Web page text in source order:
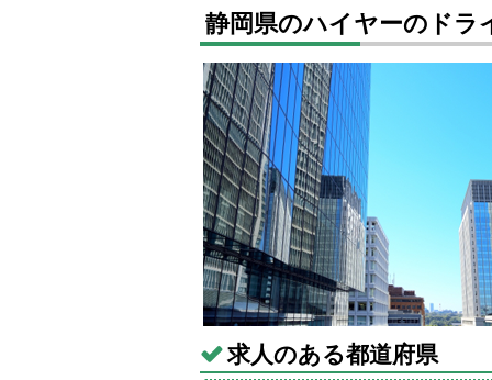
静岡県のハイヤーのドラ
求人のある都道府県